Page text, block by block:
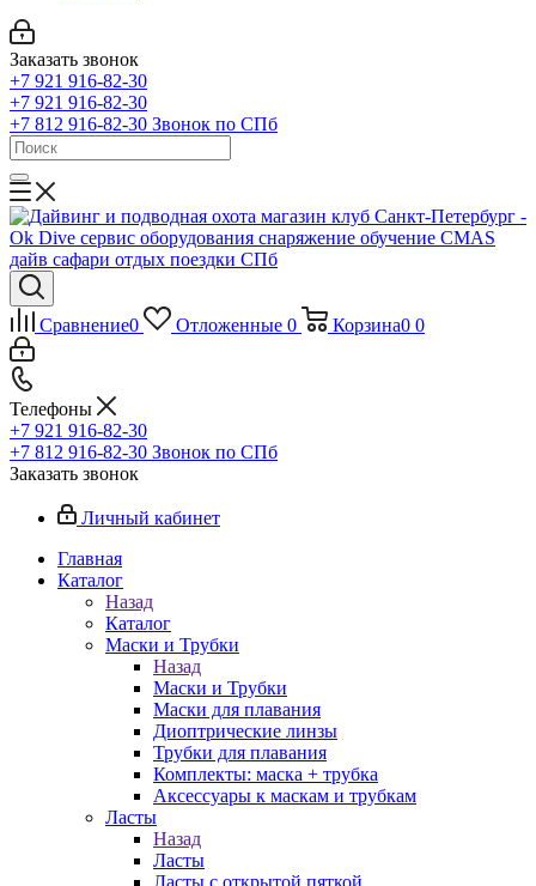
Заказать звонок
+7 921 916-82-30
+7 921 916-82-30
+7 812 916-82-30 Звонок по СПб
Сравнение0 Отложенные 0 Корзина0 0
Телефоны
+7 921 916-82-30
+7 812 916-82-30 Звонок по СПб
Заказать звонок
Личный кабинет
Главная
Каталог
Назад
Каталог
Маски и Трубки
Назад
Маски и Трубки
Маски для плавания
Диоптрические линзы
Трубки для плавания
Комплекты: маска + трубка
Аксессуары к маскам и трубкам
Ласты
Назад
Ласты
Ласты с открытой пяткой